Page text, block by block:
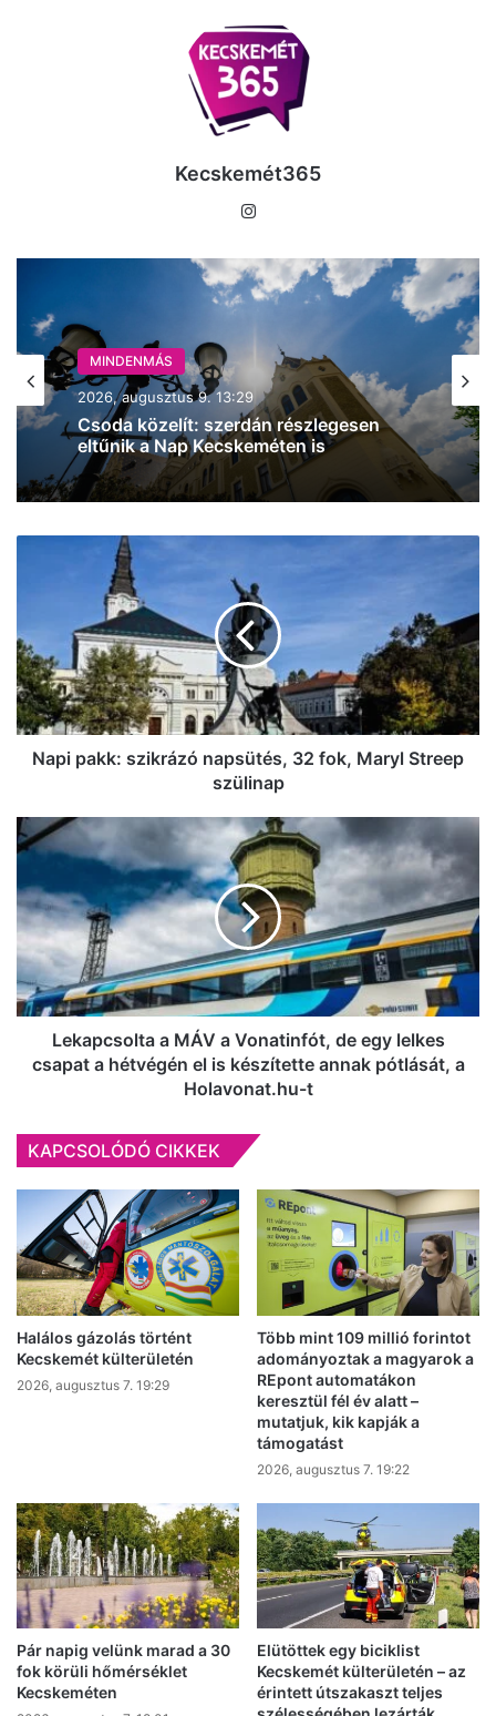
Kecskemét365
MINDENMÁS
2026, augusztus 9. 11:57
Újabb torlódás az M5-ösön, ezúttal
Budapest felé, Inárcsnál
32
fok,
Maryl
Streep
szülinap
Napi pakk: szikrázó napsütés, 32 fok, Maryl Streep
szülinap
Lekapcsolta
a
a
Vonatinfót,
egy
lelkes
csapat
hétvégén
annak
Holavonat.hu-
t
Lekapcsolta a MÁV a Vonatinfót, de egy lelkes
csapat a hétvégén el is készítette annak pótlását, a
Holavonat.hu-t
KAPCSOLÓDÓ CIKKEK
Halálos gázolás történt
Kecskemét külterületén
2026, augusztus 7. 19:29
Több mint 109 millió forintot
adományoztak a magyarok a
REpont automatákon
keresztül fél év alatt –
mutatjuk, kik kapják a
támogatást
2026, augusztus 7. 19:22
Pár napig velünk marad a 30
fok körüli hőmérséklet
Kecskeméten
Elütöttek egy biciklist
Kecskemét külterületén – az
érintett útszakaszt teljes